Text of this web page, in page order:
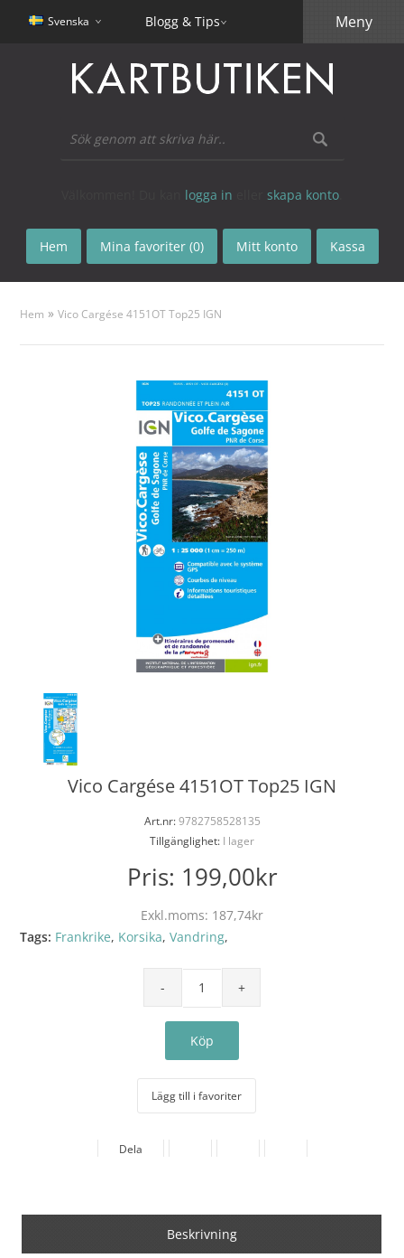
Svenska Blogg & Tips
logga in skapa konto
Hem Mina favoriter (0) Mitt konto Kassa
Meny
Hem »Vico Cargése 4151OT Top25 IGN
Vico Cargése 4151OT Top25 IGN
Art.nr:9782758528135
Tillgänglighet: I lager
Pris: 199,00kr
Exkl.moms: 187,74kr
Tags: Frankrike, Korsika,Vandring,
Lägg till i favoriter
Dela
Beskrivning